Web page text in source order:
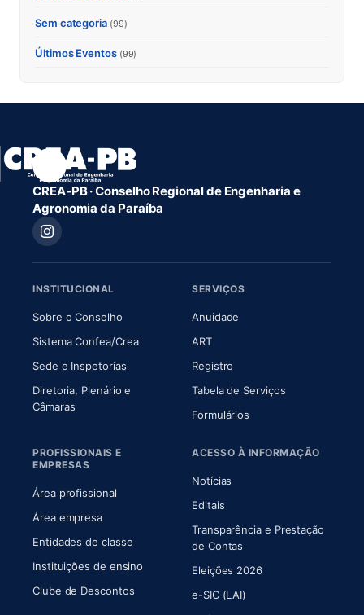
Sem categoria (99)
Últimos Eventos (99)
CREA-PB · Conselho Regional de Engenharia e
Agronomia da Paraíba
INSTITUCIONAL
Sobre o Conselho(abre em nova aba)
Sistema Confea/Crea(abre em nova aba)
Sede e Inspetorias
Diretoria, Plenário e
Câmaras(abre em nova aba)
SERVIÇOS
Anuidade
ART(abre em nova aba)
Registro
Tabela de Serviços
Formulários
PROFISSIONAIS E
EMPRESAS
Área profissional
Área empresa
Entidades de classe
Instituições de ensino
Clube de Descontos
ACESSO À INFORMAÇÃO
Notícias
Editais
Transparência e Prestação
de Contas
Eleições 2026
e-SIC (LAI)